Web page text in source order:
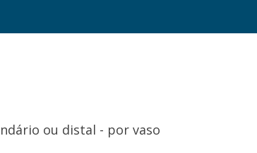
ou distal - por vaso